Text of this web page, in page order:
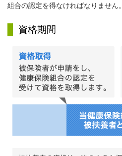
組合の認定を得なければなりません。
資格期間